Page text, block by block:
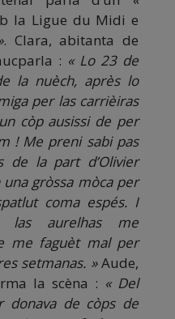
la Ligue du Midi e
. Clara, abitanta de
: « Lo 23 de
la nuèch, après lo
per las carrièiras
còp ausissi de per
! Me preni sabi pas
de la part d’Olivier
gròssa mòca per
coma espés. I
las aurelhas me
me faguèt mal per
setmanas. »Aude,
la scèna : « Del
donava de còps de